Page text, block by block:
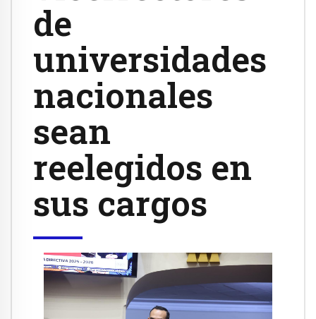
de
universidades
nacionales
sean
reelegidos en
sus cargos